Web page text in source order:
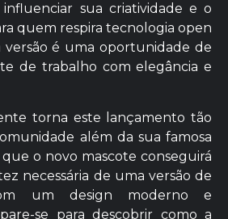
sua criatividade e o
quem respira tecnologia open
versão é uma oportunidade de
de trabalho com elegância e
torna este lançamento tão
além da sua famosa
que o novo mascote conseguirá
necessária de uma versão de
um design moderno e
se para descobrir como a